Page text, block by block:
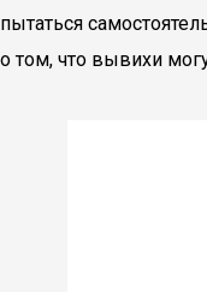
пытаться
о том, что вывихи